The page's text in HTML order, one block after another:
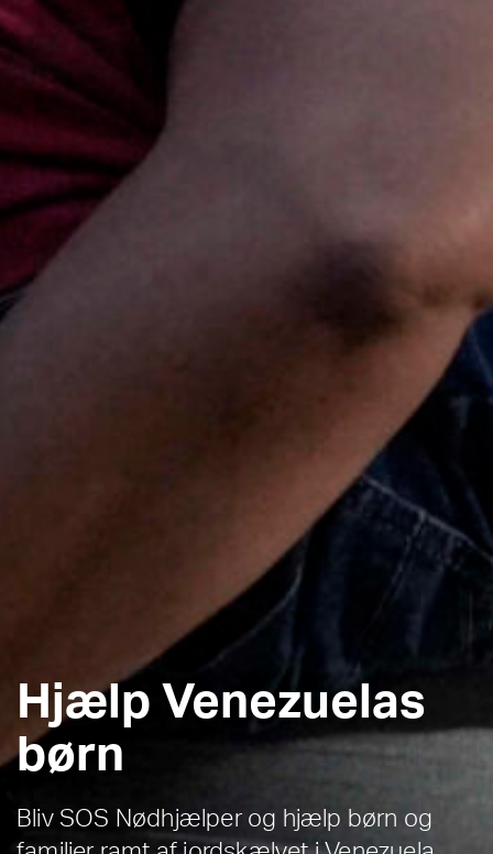
Hjælp Venezuelas
børn
Bliv SOS Nødhjælper og hjælp børn og